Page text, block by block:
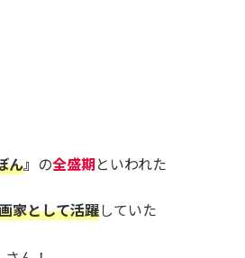
ん』 の全盛期といわれた
家として活躍していた